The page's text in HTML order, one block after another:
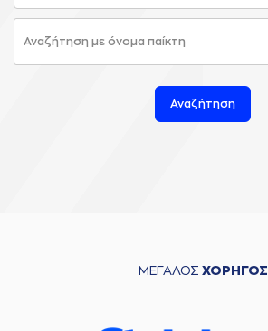
Αναζήτηση
ΜΕΓΑΛΟΣ ΧΟΡΗΓΟΣ